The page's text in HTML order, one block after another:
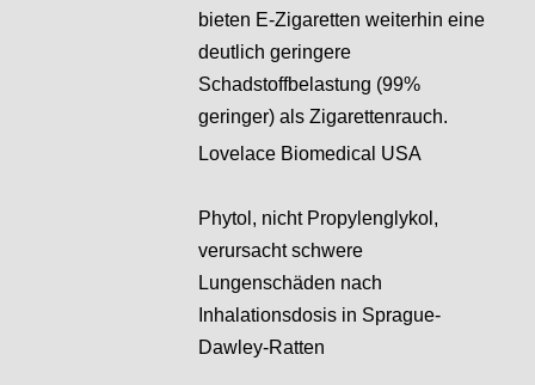
bieten E-Zigaretten weiterhin eine
deutlich geringere
Schadstoffbelastung (99%
geringer) als Zigarettenrauch.
Lovelace Biomedical USA
Phytol, nicht Propylenglykol,
verursacht schwere
Lungenschäden nach
Inhalationsdosis in Sprague-
Dawley-Ratten